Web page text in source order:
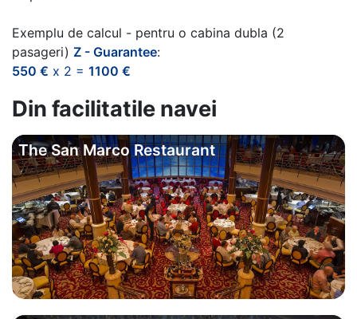
Exemplu de calcul - pentru o cabina dubla (2
pasageri) Z - Guarantee:
550 € x 2 = 1100 €
Din facilitatile navei
The San Marco Restaurant